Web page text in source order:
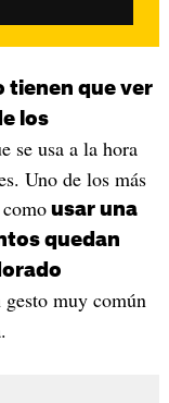
tienen que ver
los
se usa a la hora
Uno de los más
usar una
quedan
muy común